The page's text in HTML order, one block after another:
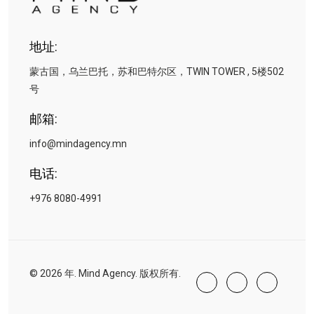
地址:
蒙古国，乌兰巴托，苏和巴特尔区，TWIN TOWER , 5楼502
号
邮箱:
info@mindagency.mn
电话:
+976 8080-4991
© 2026 年. Mind Agency. 版权所有.